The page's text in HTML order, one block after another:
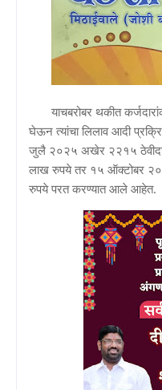
याचबरोबर थकीत
घेऊन त्यांचा लिलाव आदी
जुलै २०२५ अखेर २२१५
लाख रुपये तर १५ ऑक्टोबर
रुपये परत करण्यात आले आहेत.